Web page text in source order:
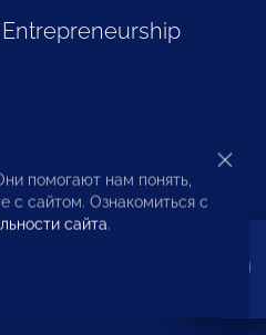
Department
132)
помогают нам понять,
с сайтом. Ознакомиться с
сайта.